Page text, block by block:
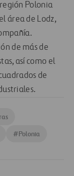
Polonia
área de Lodz,
de más de
así como el
de
#Polonia